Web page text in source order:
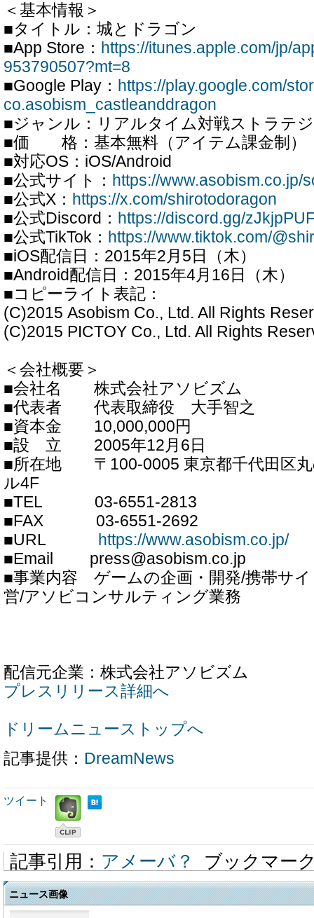
＜基本情報＞
■タイトル：城とドラゴン
■App Store： https://itunes.apple.com/jp/
953790507?mt=8
■Google Play： https://play.google.com/
co.asobism_castleanddragon
■ジャンル：リアルタイム対戦ストラテ
■価 格：基本無料（アイテム課金制）
■対応OS：iOS/Android
■公式サイト： https://www.asobism.co.jp/
■公式X： https://x.com/shirotodoragon
■公式Discord： https://discord.gg/
■公式TikTok： https://www.tiktok.com/
■iOS配信日：2015年2月5日（木）
■Android配信日：2015年4月16日（木）
■コピーライト表記：
(C)2015 Asobism Co., Ltd. All Rights
(C)2015 PICTOY Co., Ltd. All Rights
＜会社概要＞
■会社名 株式会社アソビズム
■代表者 代表取締役 大手智之
■資本金 10,000,000円
■設 立 2005年12月6日
■所在地 〒100-0005 東京都千代田区丸
ル4F
■TEL 03-6551-2813
■FAX 03-6551-2692
■URL
https://www.asobism.co.jp/
■Email press@asobism.co.jp
■事業内容 ゲームの企画・開発/携帯サイ
営/アソビコンサルティング業務
配信元企業：株式会社アソビズム
プレスリリース詳細へ
ドリームニューストップへ
記事提供： DreamNews
ツイート
記事引用： アメーバ？ ブックマー
ニュース画像